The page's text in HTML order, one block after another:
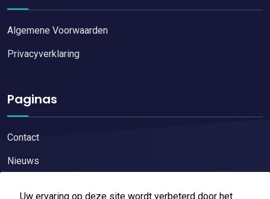
Uw ervaring op deze site wordt verbeterd door het
Algemene Voorwaarden
Privacyverklaring
Paginas
Contact
Nieuws